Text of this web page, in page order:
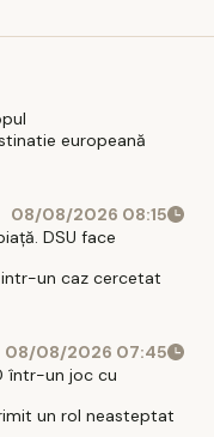
europeană
08/08/2026 08:15
DSU face
un caz cercetat
08/08/2026 07:45
într-un joc cu
un rol neasteptat